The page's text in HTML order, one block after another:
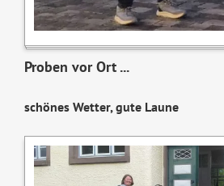
Proben vor Ort ...
schönes Wetter, gute Laune